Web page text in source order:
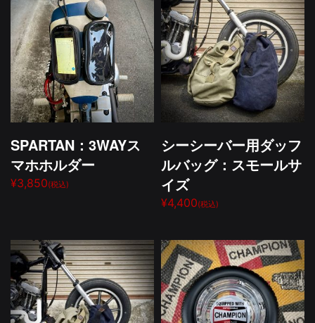
SPARTAN：3WAYス
マホホルダー
¥3,850(税込)
シーシーバー用ダッフ
ルバッグ：スモールサ
イズ
¥4,400(税込)